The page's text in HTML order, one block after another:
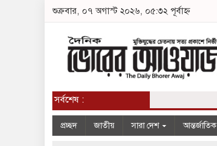
শুক্রবার, ০৭ অগাস্ট ২০২৬, ০৫:৩২ পূর্বাহ্ন
সর্বশেষ :
প্রচ্ছদ জাতীয় সারা দেশ আন্তর্জাতিক